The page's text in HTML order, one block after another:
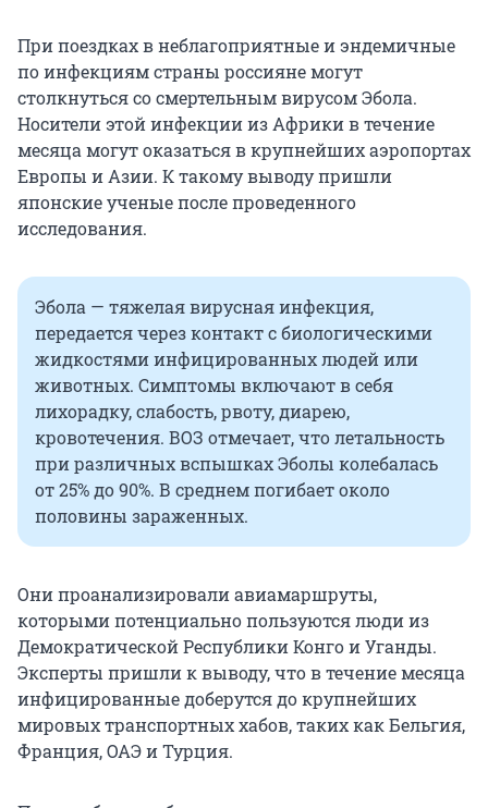
При поездках в неблагоприятные и эндемичные
по инфекциям страны россияне могут
столкнуться со смертельным вирусом Эбола.
Носители этой инфекции из Африки в течение
месяца могут оказаться в крупнейших аэропортах
Европы и Азии. К такому выводу пришли
японские ученые после проведенного
исследования.
Эбола — тяжелая вирусная инфекция,
передается через контакт с биологическими
жидкостями инфицированных людей или
животных. Симптомы включают в себя
лихорадку, слабость, рвоту, диарею,
кровотечения. ВОЗ отмечает, что летальность
при различных вспышках Эболы колебалась
от 25% до 90%. В среднем погибает около
половины зараженных.
Они проанализировали авиамаршруты,
которыми потенциально пользуются люди из
Демократической Республики Конго и Уганды.
Эксперты пришли к выводу, что в течение месяца
инфицированные доберутся до крупнейших
мировых транспортных хабов, таких как Бельгия,
Франция, ОАЭ и Турция.